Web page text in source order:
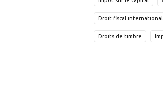
Droit fiscal international
Droits de timbre